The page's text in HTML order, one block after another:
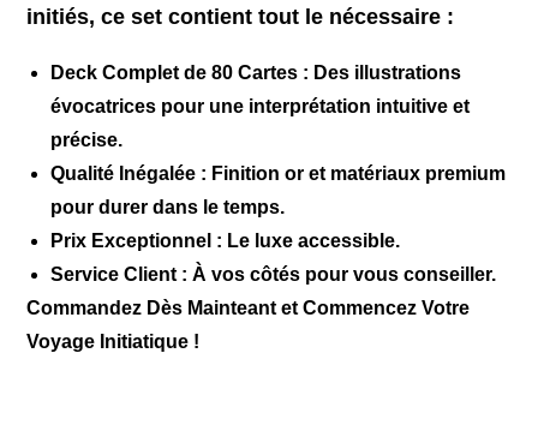
initiés, ce set contient tout le nécessaire :
Deck Complet de 80 Cartes : Des illustrations
évocatrices pour une interprétation intuitive et
précise.
Qualité Inégalée : Finition or et matériaux premium
pour durer dans le temps.
Prix Exceptionnel : Le luxe accessible.
Service Client : À vos côtés pour vous conseiller.
Commandez Dès Mainteant et Commencez Votre
Voyage Initiatique !